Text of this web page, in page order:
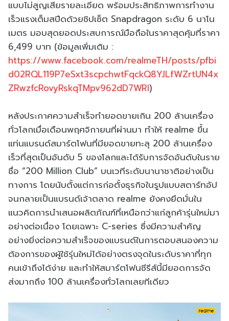
แบบไม่สูญเสียรายละเอียด พร้อมประสิทธิภาพการทำงาน
เร็วแรงเต็มสปีดด้วยชิปเซ็ต Snapdragon ระดับ 6 นาโน
เมตร มอบสุดยอดประสบการณ์มือถือในราคาสุดคุ้มที่ราคา
6,499 บาท (ข้อมูลเพิ่มเติม :
https://www.facebook.com/realmeTH/posts/pfbi
d02RQL119P7eSxt3scpchwtFqckQ8YJLfWZrtUN4x
ZRwzfcRovyRskqTMpv962dD7WRl)
หลังประกาศความสำเร็จทำยอดขายเกิน 200 ล้านเครื่อง
ทั่วโลกเมื่อเดือนพฤศจิกายนที่ผ่านมา ทำให้ realme ขึ้น
แท่นแบรนด์สมาร์ตโฟนที่มียอดขายทะลุ 200 ล้านเครื่อง
เร็วที่สุดเป็นอันดับ 5 ของโลกและได้รับการจัดอันดับในราย
ชื่อ “200 Million Club” บนเวทีระดับนานาชาติอย่างเป็น
ทางการ โดยนับตั้งแต่การก่อตั้งธุรกิจในรูปแบบสตาร์ทอัป
จนกลายเป็นแบรนด์เจ้าตลาด realme ยังคงยึดมั่นใน
แนวคิดการนำเสนอผลิตภัณฑ์ที่เหนือกว่าแก่ลูกค้ารุ่นใหม่มา
อย่างต่อเนื่อง โดยเฉพาะ C-series ซึ่งมีความสำคัญ
อย่างยิ่งต่อความสำเร็จของแบรนด์ในการตอบสนองความ
ต้องการของผู้ใช้รุ่นใหม่ได้อย่างตรงจุดในระดับราคาที่ทุก
คนเข้าถึงได้ง่าย และทำให้สมาร์ตโฟนซีรีส์นี้มียอดการจัด
ส่งมากถึง 100 ล้านเครื่องทั่วโลกเลยทีเดียว